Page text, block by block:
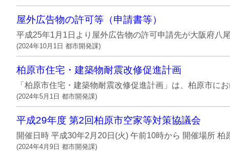
屋外広告物の許可等（申請書等）
平成25年1月1日より屋外広告物の許可申請先が大阪府八
(2024年10月1日 都市開発課)
柏原市住宅・建築物耐震改修促進計画
「柏原市住宅・建築物耐震改修促進計画」は、柏原市に
(2024年5月1日 都市開発課)
平成29年度 第2回柏原市空家等対策協議会
開催日時 平成30年2月20日(火) 午前10時から 開催場
(2024年4月9日 都市開発課)